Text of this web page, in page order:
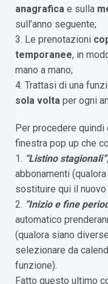
anagrafica e sulla
sull’anno seguente;
3. Le prenotazioni
temporanee, in
mano a mano;
4. Trattasi di una
sola volta per ogni
Per procedere quindi
finestra pop up che
1. “Listino stagionali”
abbonamenti
sostituire qui il
2. “Inizio e fine
automatico
(qualora siano
selezionare da
funzione).
Fatto questo ultimo